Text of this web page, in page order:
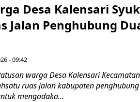
Desa Kalensari
Jalan Penghubung
- 09:42
Ratusan warga Desa Kalensari Kecamatan
ruas jalan kabupaten
mengadaka...